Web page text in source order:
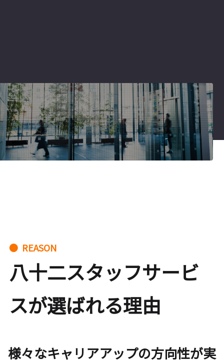
● REASON
八十二スタッフサービ
スが選ばれる理由
様々なキャリアアップの方向性が実